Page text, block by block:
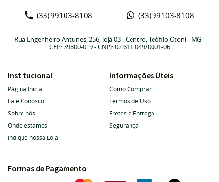
(33)99103-8108 (33)99103-8108
Rua Engenheiro Antunes, 256, loja 03-Centro, Teófilo Otoni- MG-
CEP: 39800-019- CNPJ: 02.611.049/0001-06
Institucional
Página Inicial
Fale Conosco
Sobre nós
Onde estamos
Indique nossa Loja
Informações Úteis
Como Comprar
Termos de Uso
Fretes e Entrega
Segurança
Formas de Pagamento